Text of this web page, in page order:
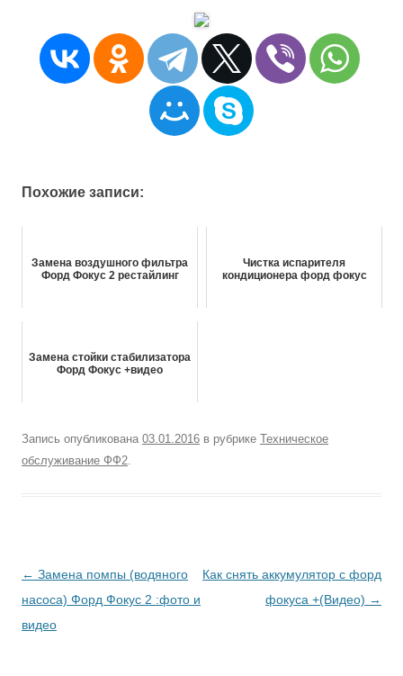
Похожие записи:
Замена воздушного фильтра
Форд Фокус 2 рестайлинг
Чистка испарителя
кондиционера форд фокус
Замена стойки стабилизатора
Форд Фокус +видео
Запись опубликована 03.01.2016 в рубрике Техническое
обслуживание ФФ2.
Навигация
по
записям
← Замена помпы (водяного
насоса) Форд Фокус 2 :фото и
видео
Как снять аккумулятор с форд
фокуса +(Видео) →